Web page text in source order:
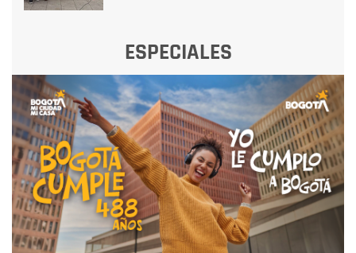
ESPECIALES